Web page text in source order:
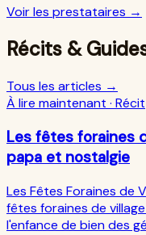
Voir les prestataires →
Récits &
Tous les articles →
À lire maintenant · Récit
Les fêtes foraines
papa et nostalgie
Les Fêtes Foraines de
fêtes foraines de
l'enfance de bien des